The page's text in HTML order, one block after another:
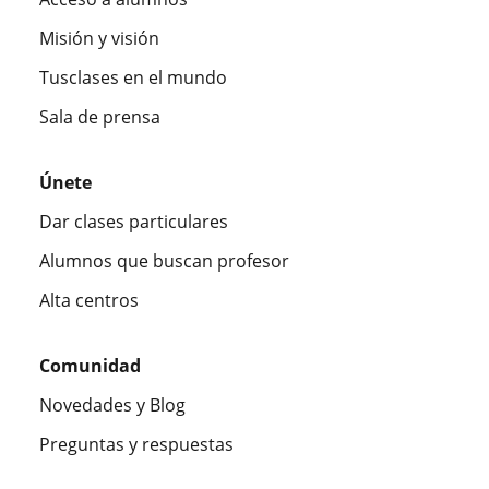
Misión y visión
Tusclases en el mundo
Sala de prensa
Únete
Dar clases particulares
Alumnos que buscan profesor
Alta centros
Comunidad
Novedades y Blog
Preguntas y respuestas